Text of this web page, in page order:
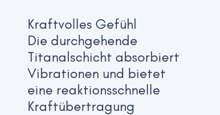
Kraftvolles Gefühl
Die durchgehende
Titanalschicht absorbiert
Vibrationen und bietet
eine reaktionsschnelle
Kraftübertragung